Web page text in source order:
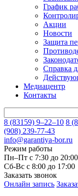
График
Акции
Новости
Защита
Справка
Медиацентр
Контакты
8 (83159) 9–22–10 8
(908) 239-77-43
info@garantiya-bor.ru
Режим работы
Пн–Пт с 7:30 до 20:00
Cб-Вс с 8:00 до 17:00
Заказать звонок
Онлайн запись